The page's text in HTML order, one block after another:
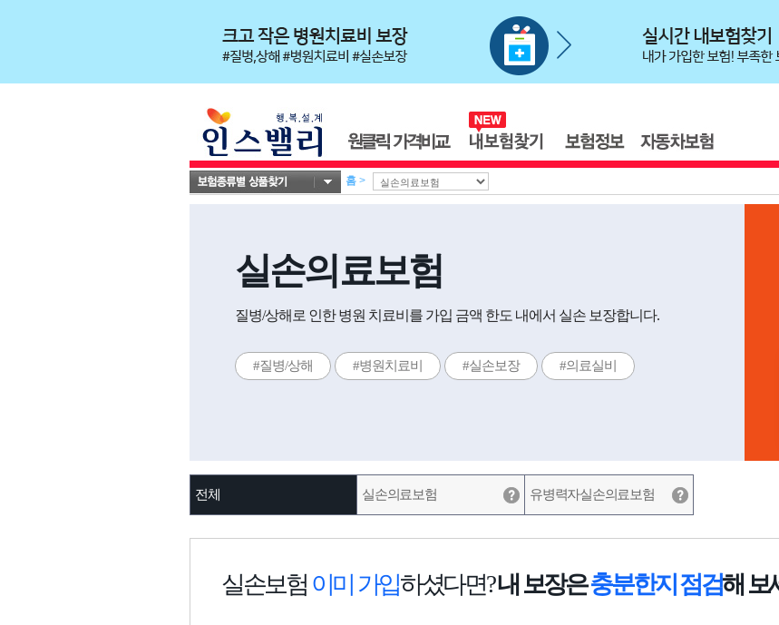
홈 >
실손의료보험
질병/상해로 인한 병원 치료비를 가입 금액 한도 내에서 실손 보장합니다.
#질병/상해 #병원치료비 #실손보장 #의료실비
전체 실손의료보험 유병력자실손의료보험
실손보험 이미 가입하셨다면?내 보장은충분한지 점검해 보